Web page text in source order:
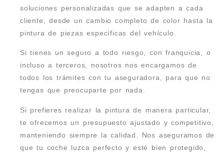
soluciones personalizadas que se adapten a cada
cliente, desde un cambio completo de color hasta la
pintura de piezas específicas del vehículo.
Si tienes un seguro a todo riesgo, con franquicia, o
incluso a terceros, nosotros nos encargamos de
todos los trámites con tu aseguradora, para que no
tengas que preocuparte por nada.
Si prefieres realizar la pintura de manera particular,
te ofrecemos un presupuesto ajustado y competitivo,
manteniendo siempre la calidad. Nos aseguramos de
que tu coche luzca perfecto y esté bien protegido,